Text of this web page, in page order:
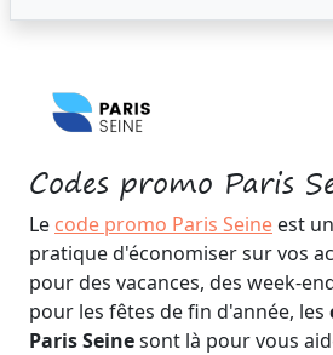
Codes promo Paris
Le code promo Paris Seine est
pratique d'économiser sur vos
pour des vacances, des week-
pour les fêtes de fin d'année, les
Paris Seinesont là pour vous